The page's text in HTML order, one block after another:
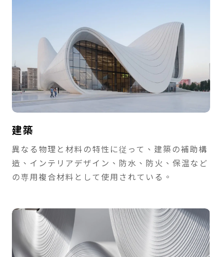
建築
異なる物理と材料の特性に従って、建築の補助構
造、インテリアデザイン、防水、防火、保温など
の専用複合材料として使用されている。